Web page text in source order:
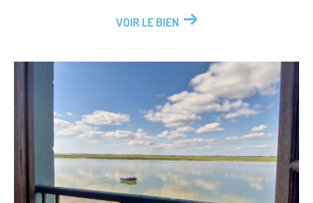
VOIR LE BIEN